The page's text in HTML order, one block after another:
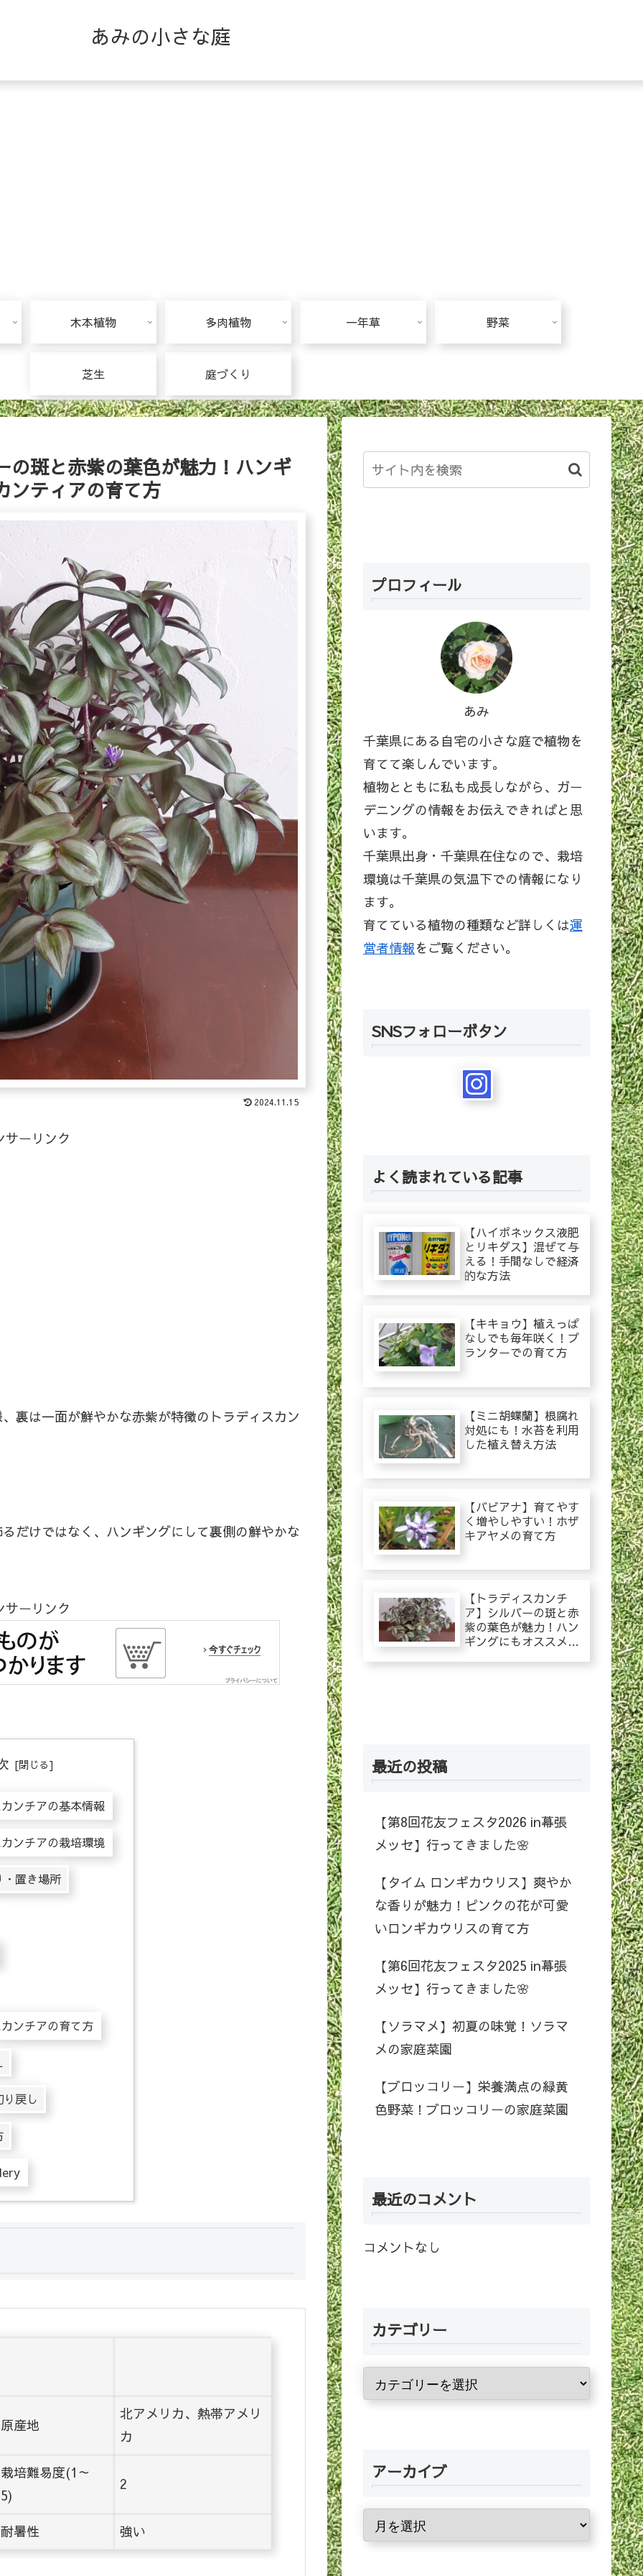
あみの小さな庭
木本植物 多肉植物 一年草 野菜
芝生 庭づくり
の斑と赤紫の葉色が魅力！ハンギ
ンティアの育て方
2024.11.15
サーリンク
裏は一面が鮮やかな赤紫が特徴のトラディスカン
だけではなく、ハンギングにして裏側の鮮やかな
サーリンク
ンチアの基本情報
ンチアの栽培環境
・置き場所
ンチアの育て方
戻し
原産地
北アメリカ、熱帯アメリ
カ
栽培難易度(1～
5)
2
耐暑性 強い
プロフィール
あみ
千葉県にある自宅の小さな庭で植物を
育てて楽しんでいます。
植物とともに私も成長しながら、ガー
デニングの情報をお伝えできればと思
います。
千葉県出身・千葉県在住なので、栽培
環境は千葉県の気温下での情報になり
ます。
育てている植物の種類など詳しくは運
営者情報をご覧ください。
SNSフォローボタン
よく読まれている記事
【ハイポネックス液肥
とリキダス】混ぜて与
える！手間なしで経済
的な方法
【キキョウ】植えっぱ
なしでも毎年咲く！プ
ランターでの育て方
【ミニ胡蝶蘭】根腐れ
対処にも！水苔を利用
した植え替え方法
【バビアナ】育てやす
く増やしやすい！ホザ
キアヤメの育て方
【トラディスカンチ
ア】シルバーの斑と赤
紫の葉色が魅力！ハン
ギングにもオススメ！
の育て方
最近の投稿
【第8回花友フェスタ2026 in幕張
メッセ】行ってきました🌸
【タイム ロンギカウリス】爽やか
な香りが魅力！ピンクの花が可愛
いロンギカウリスの育て方
【第6回花友フェスタ2025 in幕張
メッセ】行ってきました🌸
【ソラマメ】初夏の味覚！ソラマ
メの家庭菜園
【ブロッコリー】栄養満点の緑黄
色野菜！ブロッコリーの家庭菜園
最近のコメント
コメントなし
カテゴリー
アーカイブ